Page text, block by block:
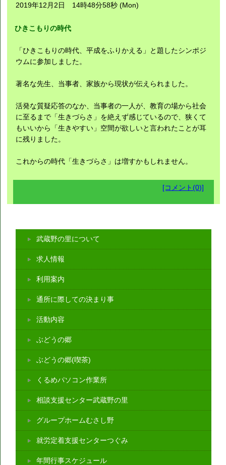
2019年12月2日 14時48分58秒 (Mon)
ひきこもりの時代
「ひきこもりの時代、平成をふりかえる」と題したシンポジ
ウムに参加しました。
著名な先生、当事者、家族から現状が伝えられました。
活発な質疑応答のなか、当事者の一人が、教育の場から社会
に至るまで「生きづらさ」を絶えず感じているので、狭くて
もいいから「生きやすい」空間が欲しいと言われたことが耳
に残りました。
これからの時代「生きづらさ」は増すかもしれません。
[コメント(0)]
武蔵野の里について
求人情報
利用案内
通所に際しての決まり事
活動内容
ぶどうの郷
ぶどうの郷(喫茶)
くるめパソコン作業所
相談支援センター武蔵野の里
グループホームむさし野
就労定着支援センターつぐみ
年間行事スケジュール